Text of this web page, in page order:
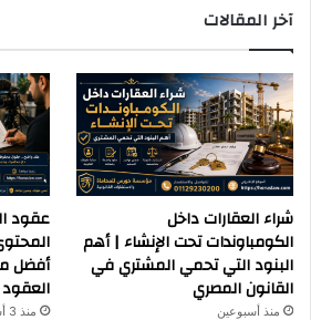
آخر المقالات
شراء العقارات داخل
الكومباوندات تحت الإنشاء | أهم
البنود التي تحمي المشتري في
القانون المصري
منذ أسبوعين
عقود
أفضل
منذ 3 أسابيع